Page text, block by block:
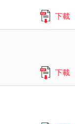
下載
下載